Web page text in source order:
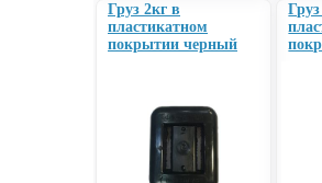
Груз 2кг в
пластикатном
покрытии черный